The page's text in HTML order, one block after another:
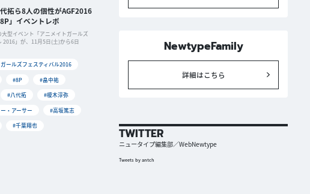
拓ら8人の個性がAGF2016
」イベントレポ
型イベント「アニメイトガールズ
2016」が、11月5日(土)から6日
ールズフェスティバル2016
#8P
#畠中祐
#八代拓
#榎木淳弥
・アーサー
#高坂篤志
#千葉翔也
NewtypeFamily
詳細はこちら
TWITTER
ニュータイプ編集部／WebNewtype
Tweets by antch